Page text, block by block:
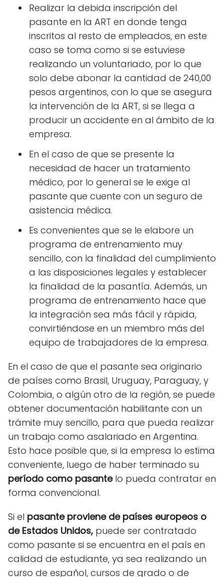
Realizar la debida inscripción del
pasante en la ART en donde tenga
inscritos al resto de empleados, en este
caso se toma como si se estuviese
realizando un voluntariado, por lo que
solo debe abonar la cantidad de 240,00
pesos argentinos, con lo que se asegura
la intervención de la ART, si se llega a
producir un accidente en al ámbito de la
empresa.
En el caso de que se presente la
necesidad de hacer un tratamiento
médico, por lo general se le exige al
pasante que cuente con un seguro de
asistencia médica.
Es convenientes que se le elabore un
programa de entrenamiento muy
sencillo, con la finalidad del cumplimiento
a las disposiciones legales y establecer
la finalidad de la pasantía. Además, un
programa de entrenamiento hace que
la integración sea más fácil y rápida,
convirtiéndose en un miembro más del
equipo de trabajadores de la empresa.
En el caso de que el pasante sea originario
de países como Brasil, Uruguay, Paraguay, y
Colombia, o algún otro de la región, se puede
obtener documentación habilitante con un
trámite muy sencillo, para que pueda realizar
un trabajo como asalariado en Argentina.
Esto hace posible que, si la empresa lo estima
conveniente, luego de haber terminado su
período como pasantelo pueda contratar en
forma convencional.
Si el pasante proviene de países europeos o
de Estados Unidos, puede ser contratado
como pasante si se encuentra en el país en
calidad de estudiante, ya sea realizando un
curso de español, cursos de grado o de